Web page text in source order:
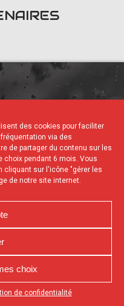
des cookies pour faciliter
via des
de partager du contenu sur les
choix pendant 6 mois. Vous
cliquant sur l'icône "gérer les
de notre site internet.
choix
de confidentialité
de votre
DES COOKIES
WEB A3 WEB